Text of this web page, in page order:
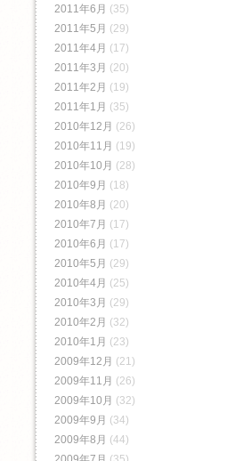
2011年6月 (35)
2011年5月 (29)
2011年4月 (17)
2011年3月 (20)
2011年2月 (19)
2011年1月 (35)
2010年12月 (26)
2010年11月 (19)
2010年10月 (28)
2010年9月 (18)
2010年8月 (20)
2010年7月 (17)
2010年6月 (17)
2010年5月 (29)
2010年4月 (25)
2010年3月 (29)
2010年2月 (32)
2010年1月 (23)
2009年12月 (21)
2009年11月 (26)
2009年10月 (32)
2009年9月 (34)
2009年8月 (44)